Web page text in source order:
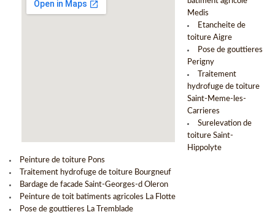
Medis
Etancheite de
toiture Aigre
Pose de gouttieres
Perigny
Traitement
hydrofuge de toiture
Saint-Meme-les-
Carrieres
Surelevation de
toiture Saint-
Hippolyte
Peinture de toiture Pons
Traitement hydrofuge de toiture Bourgneuf
Bardage de facade Saint-Georges-d Oleron
Peinture de toit batiments agricoles La Flotte
Pose de gouttieres La Tremblade